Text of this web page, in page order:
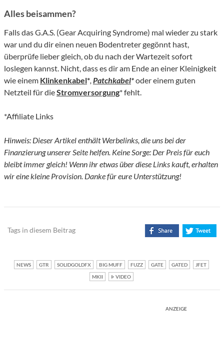
Alles beisammen?
Falls das G.A.S. (Gear Acquiring Syndrome) mal wieder zu stark
war und du dir einen neuen Bodentreter gegönnt hast,
überprüfe lieber gleich, ob du nach der Wartezeit sofort
loslegen kannst. Nicht, dass es dir am Ende an einer Kleinigkeit
wie einem Klinkenkabel*, Patchkabel*oder einem guten
Netzteil für dieStromversorgung* fehlt.
*Affiliate Links
Hinweis: Dieser Artikel enthält Werbelinks, die uns bei der
Finanzierung unserer Seite helfen. Keine Sorge: Der Preis für euch
bleibt immer gleich! Wenn ihr etwas über diese Links kauft, erhalten
wir eine kleine Provision. Danke für eure Unterstützung!
Tags in diesem Beitrag
NEWS GTR SOLIDGOLDFX BIG MUFF FUZZ GATE GATED
JFET
MKII
VIDEO
ANZEIGE